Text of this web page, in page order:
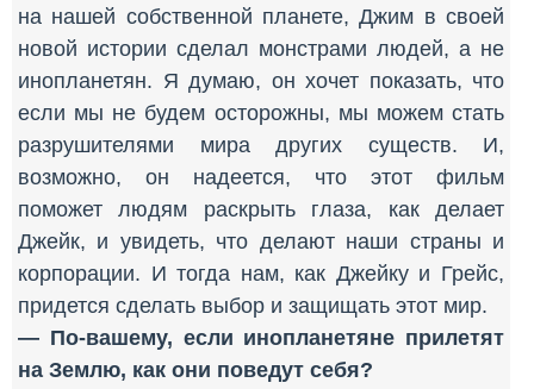
на нашей собственной планете, Джим в своей
новой истории сделал монстрами людей, а не
инопланетян. Я думаю, он хочет показать, что
если мы не будем осторожны, мы можем стать
разрушителями мира других существ. И,
возможно, он надеется, что этот фильм
поможет людям раскрыть глаза, как делает
Джейк, и увидеть, что делают наши страны и
корпорации. И тогда нам, как Джейку и Грейс,
придется сделать выбор и защищать этот мир.
— По-вашему, если инопланетяне прилетят
на Землю, как они поведут себя?